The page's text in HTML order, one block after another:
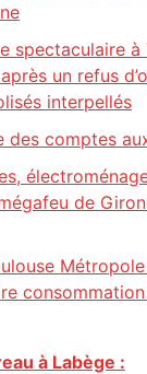
spectaculaire à
un refus
interpellés
des comptes
de
consommation
à Labège :